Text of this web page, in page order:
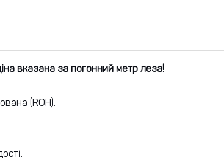
вказана за погонний метр леза!
(ROH).